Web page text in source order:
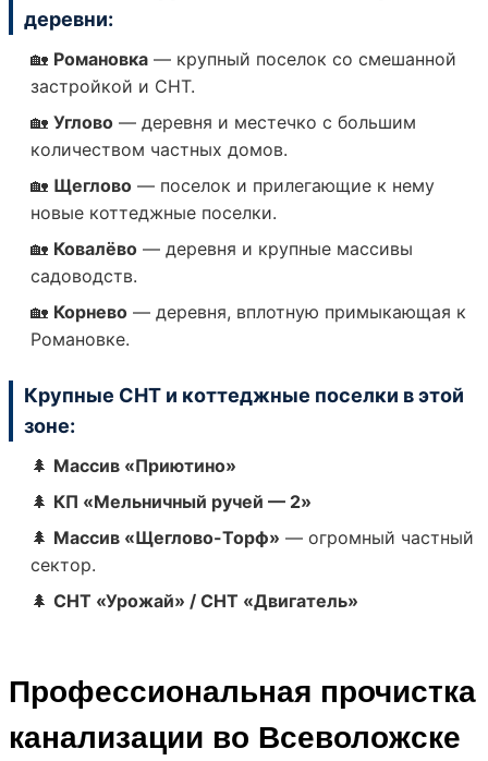
канализации
засоров
канализации
деревни:
🏡 Романовка — крупный поселок со смешанной
застройкой и СНТ.
🏡 Углово — деревня и местечко с большим
количеством частных домов.
🏡 Щеглово — поселок и прилегающие к нему
новые коттеджные поселки.
🏡 Ковалёво — деревня и крупные массивы
садоводств.
🏡 Корнево — деревня, вплотную примыкающая к
Романовке.
Крупные СНТ и коттеджные поселки в этой
зоне:
🌲 Массив «Приютино»
🌲 КП «Мельничный ручей — 2»
🌲 Массив «Щеглово-Торф» — огромный частный
сектор.
🌲 СНТ «Урожай» / СНТ «Двигатель»
Профессиональная прочистка
канализации во Всеволожске